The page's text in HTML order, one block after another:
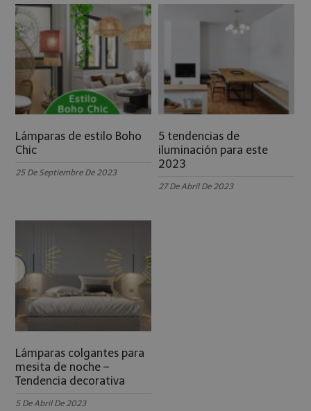
Lámparas de estilo Boho
Chic
25 De Septiembre De 2023
5 tendencias de
iluminación para este
2023
27 De Abril De 2023
Lámparas colgantes para
mesita de noche –
Tendencia decorativa
5 De Abril De 2023